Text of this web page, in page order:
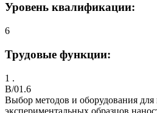
Уровень квалификации:
6
Трудовые функции:
1 .
B/01.6
Выбор методов и оборудования
экспериментальных образцов